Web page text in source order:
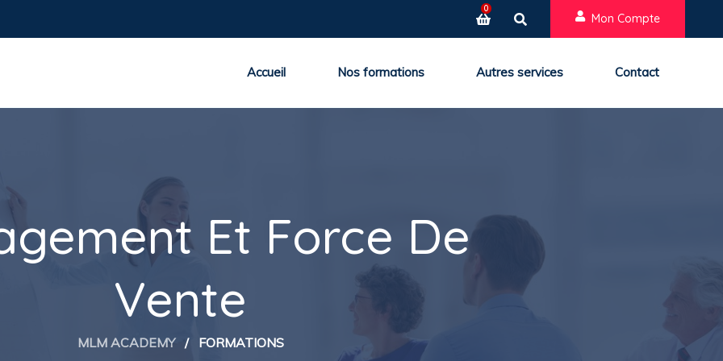
0
Mon Compte
Accueil Nos formations Autres services Contact
Et Force De
Vente
MLM ACADEMY / FORMATIONS